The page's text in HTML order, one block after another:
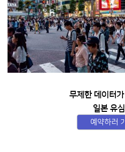
무제한 데이터
일본 유
예약하러